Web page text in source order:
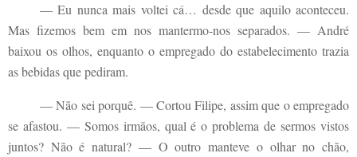
— Eu nunca mais voltei cá… desde que aquilo aconteceu.
Mas fizemos bem em nos mantermo-nos separados. — André
baixou os olhos, enquanto o empregado do estabelecimento trazia
as bebidas que pediram.
— Não sei porquê. — Cortou Filipe, assim que o empregado
se afastou. — Somos irmãos, qual é o problema de sermos vistos
juntos? Não é natural? — O outro manteve o olhar no chão,